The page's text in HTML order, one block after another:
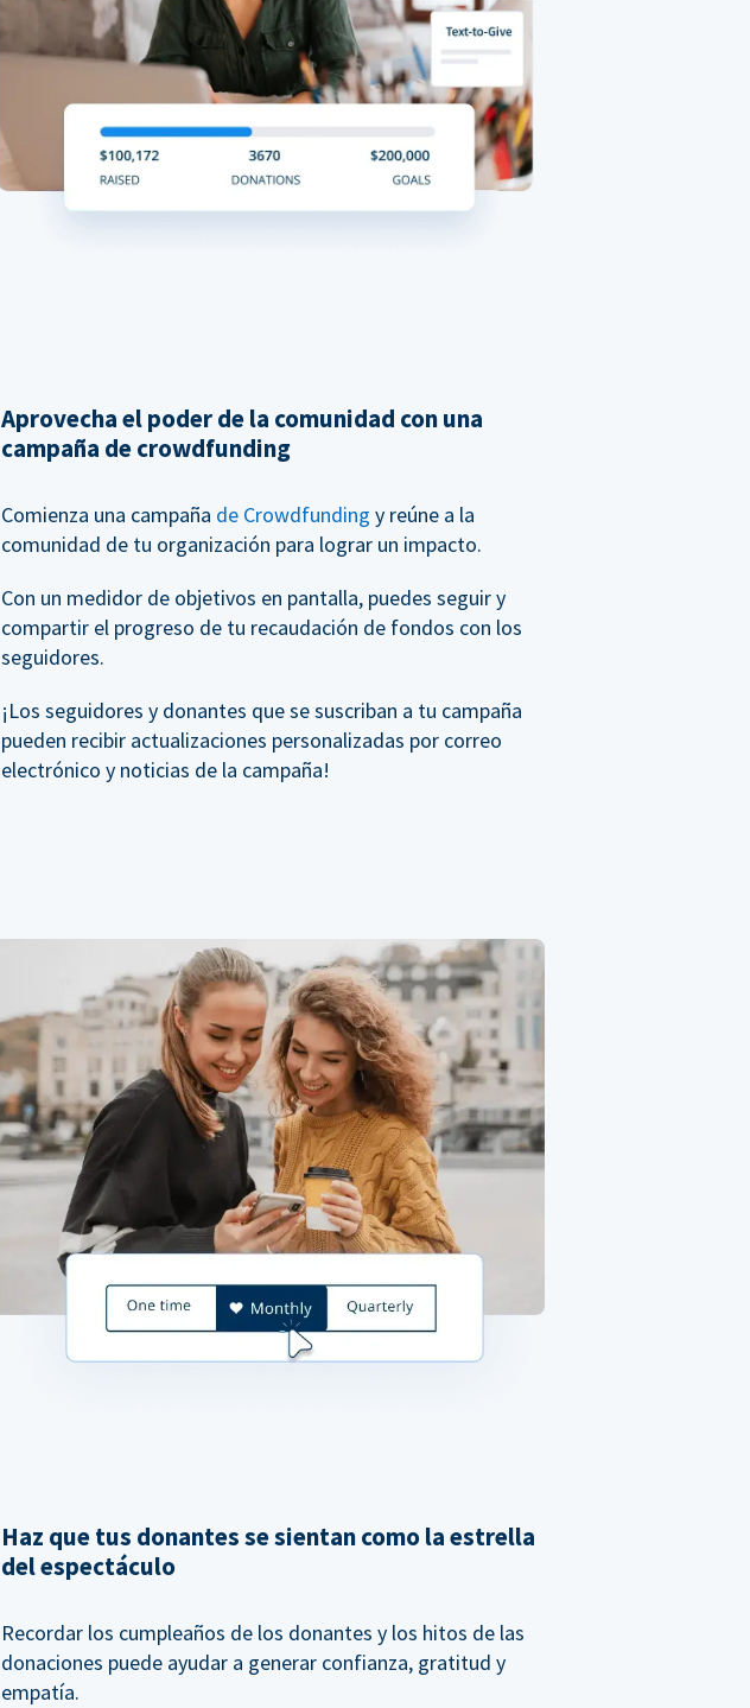
Aprovecha el poder de la comunidad con una
campaña de crowdfunding
Comienza una campaña de Crowdfunding y reúne a la
comunidad de tu organización para lograr un impacto.
Con un medidor de objetivos en pantalla, puedes seguir y
compartir el progreso de tu recaudación de fondos con los
seguidores.
¡Los seguidores y donantes que se suscriban a tu campaña
pueden recibir actualizaciones personalizadas por correo
electrónico y noticias de la campaña!
Haz que tus donantes se sientan como la estrella
del espectáculo
Recordar los cumpleaños de los donantes y los hitos de las
donaciones puede ayudar a generar confianza, gratitud y
empatía.